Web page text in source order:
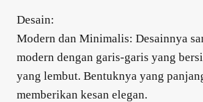
Desain:
Modern dan Minimalis: Desainnya
modern dengan garis-garis yang
yang lembut. Bentuknya yang
memberikan kesan elegan.